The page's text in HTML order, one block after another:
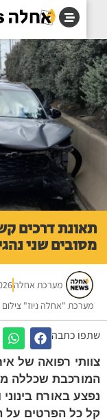
שני נהגים
מערכת אחלה 2026
"אחלה ניוז" צילום
כתבה
רפואה של
באורח בינוני
כל הפרטים על